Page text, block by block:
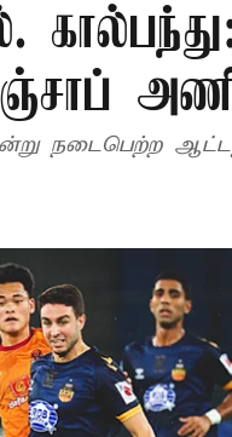
நடைபெற்ற